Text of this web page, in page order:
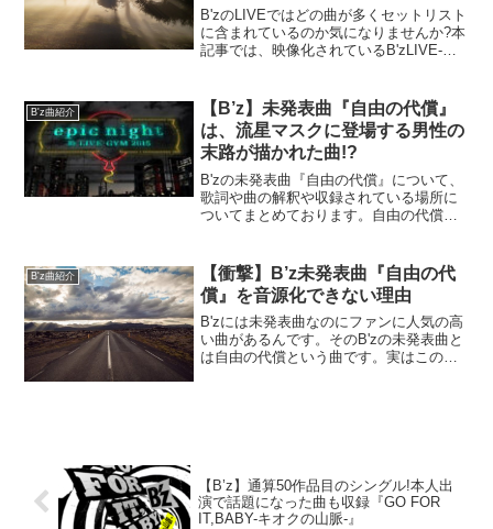
多く含まれた曲トップ5
B'zのLIVEではどの曲が多くセットリスト
に含まれているのか気になりませんか?本
記事では、映像化されているB'zLIVE-
ます。本記事を読めば、今まで以上に
PleasureLIVEが楽しめるはずです。
B'z曲紹介
【B’z】未発表曲『自由の代償』
は、流星マスクに登場する男性の
末路が描かれた曲!?
B'zの未発表曲『自由の代償』について、
歌詞や曲の解釈や収録されている場所に
ついてまとめております。自由の代償は
おります。
B'z曲紹介
【衝撃】B’z未発表曲『自由の代
償』を音源化できない理由
B'zには未発表曲なのにファンに人気の高
い曲があるんです。そのB'zの未発表曲と
は自由の代償という曲です。実はこの曲
【B’z】通算50作品目のシングル!本人出
演で話題になった曲も収録『GO FOR
IT,BABY-キオクの山脈-』